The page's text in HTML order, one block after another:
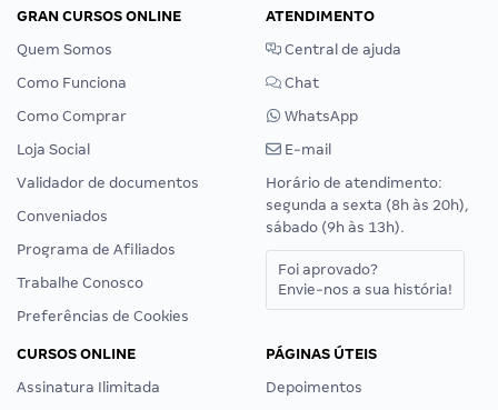
GRAN CURSOS ONLINE
Quem Somos
Como Funciona
Como Comprar
Loja Social
Validador de documentos
Conveniados
Programa de Afiliados
Trabalhe Conosco
Preferências de Cookies
ATENDIMENTO
Central de ajuda
Chat
WhatsApp
E-mail
Horário de atendimento:
segunda a sexta (8h às 20h),
sábado (9h às 13h).
Foi aprovado?
Envie-nos a sua história!
CURSOS ONLINE
Assinatura Ilimitada
PÁGINAS ÚTEIS
Depoimentos